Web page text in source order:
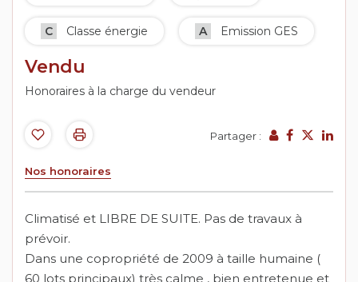
C Classe énergie A Emission GES
Vendu
Honoraires à la charge du vendeur
Partager :
Nos honoraires
Climatisé et LIBRE DE SUITE. Pas de travaux à
prévoir.
Dans une copropriété de 2009 à taille humaine (
60 lots principaux) très calme , bien entretenue et